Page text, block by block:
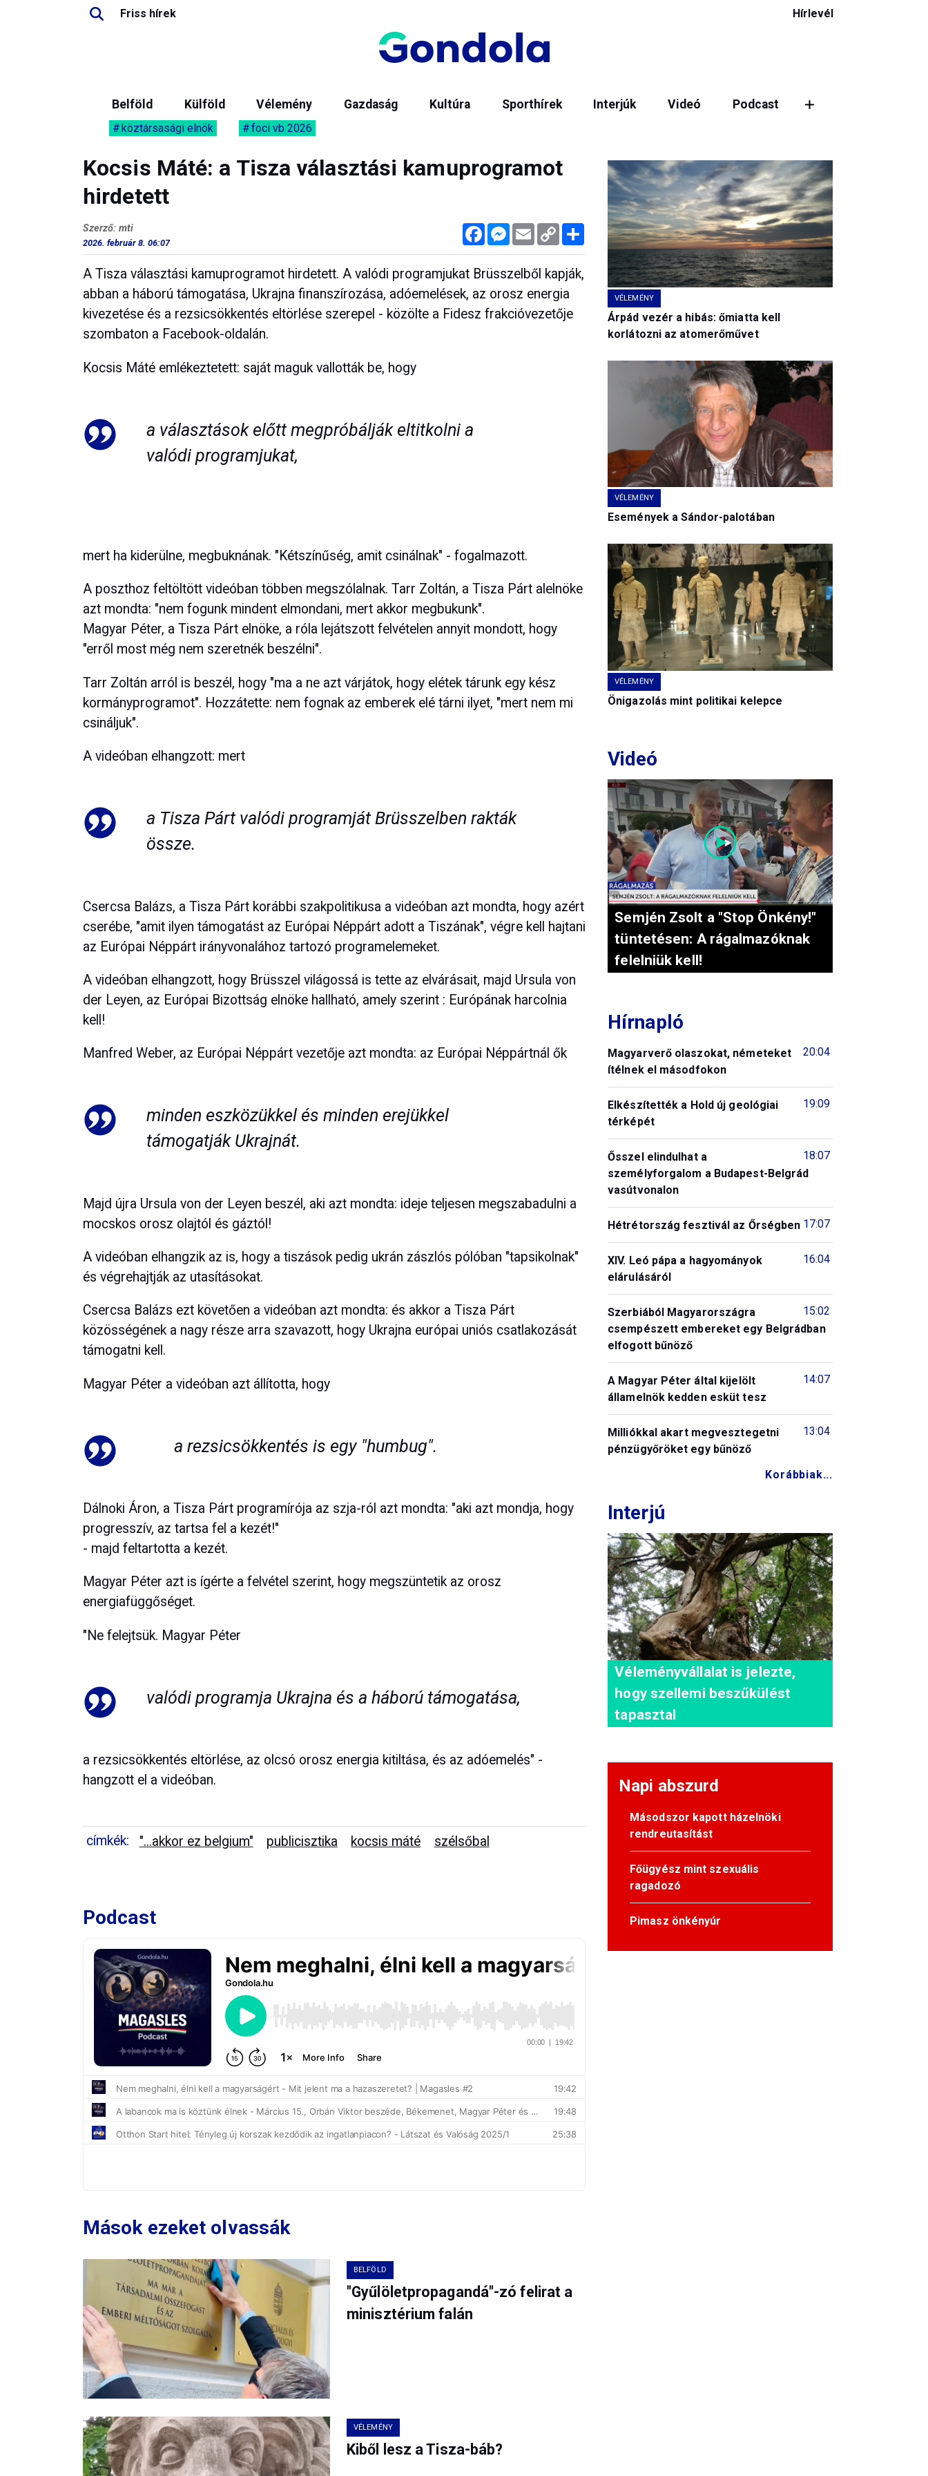
Friss hírek Hírlevél
Belföld Külföld Vélemény Gazdaság Kultúra Sporthírek Interjúk Videó Podcast
köztársasági elnök foci vb 2026
Kocsis Máté: a Tisza választási kamuprogramot
hirdetett
FacebookMessenger
Email Copy
Link
Megosztás
Szerző: mti
2026. február 8. 06:07
A Tisza választási kamuprogramot hirdetett. A valódi programjukat Brüsszelből kapják,
abban a háború támogatása, Ukrajna finanszírozása, adóemelések, az orosz energia
kivezetése és a rezsicsökkentés eltörlése szerepel - közölte a Fidesz frakcióvezetője
szombaton a Facebook-oldalán.
Kocsis Máté emlékeztetett: saját maguk vallották be, hogy
a választások előtt megpróbálják eltitkolni a
valódi programjukat,
mert ha kiderülne, megbuknának. "Kétszínűség, amit csinálnak" - fogalmazott.
A poszthoz feltöltött videóban többen megszólalnak. Tarr Zoltán, a Tisza Párt alelnöke
azt mondta: "nem fogunk mindent elmondani, mert akkor megbukunk".
Magyar Péter, a Tisza Párt elnöke, a róla lejátszott felvételen annyit mondott, hogy
"erről most még nem szeretnék beszélni".
Tarr Zoltán arról is beszél, hogy "ma a ne azt várjátok, hogy elétek tárunk egy kész
kormányprogramot". Hozzátette: nem fognak az emberek elé tárni ilyet, "mert nem mi
csináljuk".
A videóban elhangzott: mert
a Tisza Párt valódi programját Brüsszelben rakták
össze.
Csercsa Balázs, a Tisza Párt korábbi szakpolitikusa a videóban azt mondta, hogy azért
cserébe, "amit ilyen támogatást az Európai Néppárt adott a Tiszának", végre kell hajtani
az Európai Néppárt irányvonalához tartozó programelemeket.
A videóban elhangzott, hogy Brüsszel világossá is tette az elvárásait, majd Ursula von
der Leyen, az Európai Bizottság elnöke hallható, amely szerint : Európának harcolnia
kell!
Manfred Weber, az Európai Néppárt vezetője azt mondta: az Európai Néppártnál ők
minden eszközükkel és minden erejükkel
támogatják Ukrajnát.
Majd újra Ursula von der Leyen beszél, aki azt mondta: ideje teljesen megszabadulni a
mocskos orosz olajtól és gáztól!
A videóban elhangzik az is, hogy a tiszások pedig ukrán zászlós pólóban "tapsikolnak"
és végrehajtják az utasításokat.
Csercsa Balázs ezt követően a videóban azt mondta: és akkor a Tisza Párt
közösségének a nagy része arra szavazott, hogy Ukrajna európai uniós csatlakozását
támogatni kell.
Magyar Péter a videóban azt állította, hogy
a rezsicsökkentés is egy "humbug".
Dálnoki Áron, a Tisza Párt programírója az szja-ról azt mondta: "aki azt mondja, hogy
progresszív, az tartsa fel a kezét!"
- majd feltartotta a kezét.
Magyar Péter azt is ígérte a felvétel szerint, hogy megszüntetik az orosz
energiafüggőséget.
"Ne felejtsük. Magyar Péter
valódi programja Ukrajna és a háború támogatása,
a rezsicsökkentés eltörlése, az olcsó orosz energia kitiltása, és az adóemelés" -
hangzott el a videóban.
címkék: "...akkor ez belgium" publicisztika kocsis máté szélsőbal
Podcast
Mások ezeket olvassák
BELFÖLD
"Gyűlöletpropagandá"-zó felirat a
minisztérium falán
VÉLEMÉNY
Kiből lesz a Tisza-báb?
VÉLEMÉNY
Árpád vezér a hibás: őmiatta kell
korlátozni az atomerőművet
VÉLEMÉNY
Események a Sándor-palotában
VÉLEMÉNY
Önigazolás mint politikai kelepce
Videó
Semjén Zsolt a "Stop Önkény!"
tüntetésen: A rágalmazóknak
felelniük kell!
Hírnapló
20:04
Magyarverő olaszokat, németeket
ítélnek el másodfokon
19:09
Elkészítették a Hold új geológiai
térképét
18:07
Ősszel elindulhat a
személyforgalom a Budapest-Belgrád
vasútvonalon
17:07
Hétrétország fesztivál az Őrségben
16:04
XIV. Leó pápa a hagyományok
elárulásáról
15:02
Szerbiából Magyarországra
csempészett embereket egy Belgrádban
elfogott bűnöző
14:07
A Magyar Péter által kijelölt
államelnök kedden esküt tesz
13:04
Milliókkal akart megvesztegetni
pénzügyőröket egy bűnöző
Korábbiak...
Interjú
Véleményvállalat is jelezte,
hogy szellemi beszűkülést
tapasztal
Napi abszurd
Másodszor kapott házelnöki
rendreutasítást
Főügyész mint szexuális
ragadozó
Pimasz önkényúr